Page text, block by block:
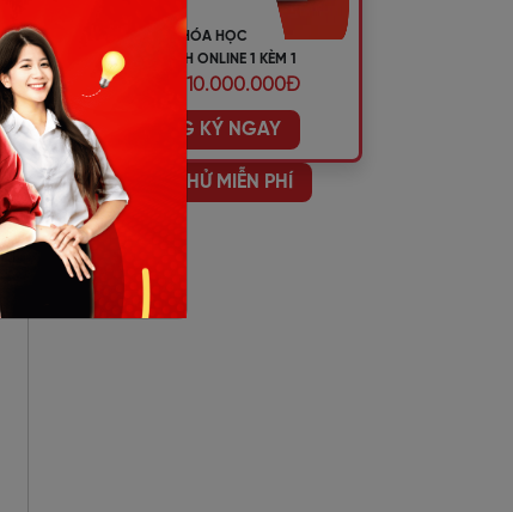
KHÓA HỌC
TIẾNG ANH ONLINE 1 KÈM 1
ƯU ĐÃI 10.000.000Đ
ĐĂNG KÝ NGAY
HỌC THỬ MIỄN PHÍ